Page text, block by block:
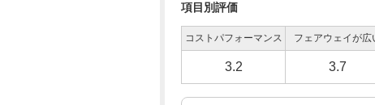
項目別評価
コストパフォーマンス フェアウェイが広
3.2 3.7